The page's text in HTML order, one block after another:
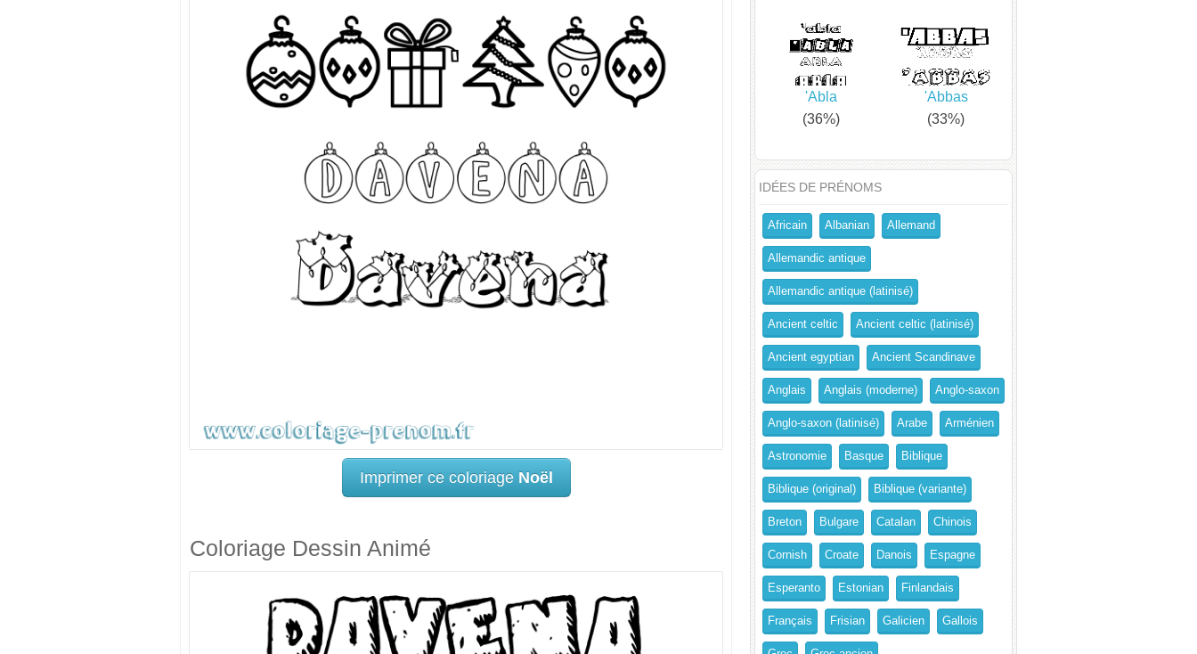
Imprimer ce coloriage Noël
Coloriage Dessin Animé
'Abla
(36%)
'Abbas
(33%)
IDÉES DE PRÉNOMS
Africain Albanian Allemand
Allemandic antique
Allemandic antique (latinisé)
Ancient celtic Ancient celtic (latinisé)
Ancient egyptian Ancient Scandinave
Anglais Anglais (moderne) Anglo-saxon
Anglo-saxon (latinisé) Arabe Arménien
Astronomie Basque Biblique
Biblique (original) Biblique (variante)
Breton Bulgare Catalan Chinois
Cornish Croate Danois Espagne
Esperanto Estonian Finlandais
Français Frisian Galicien Gallois